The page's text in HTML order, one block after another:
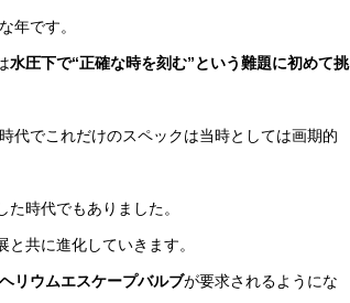
年です。
水圧下で“正確な時を刻む”という難題に初めて挑
代でこれだけのスペックは当時としては画期的
時代でもありました。
共に進化していきます。
ヘリウムエスケープバルブが要求されるようにな